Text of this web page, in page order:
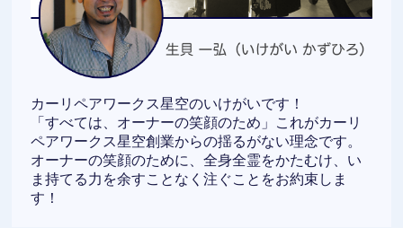
カーリペアワークス星空のいけがいです！
「すべては、オーナーの笑顔のため」これがカーリ
ペアワークス星空創業からの揺るがない理念です。
オーナーの笑顔のために、全身全霊をかたむけ、い
ま持てる力を余すことなく注ぐことをお約束しま
す！